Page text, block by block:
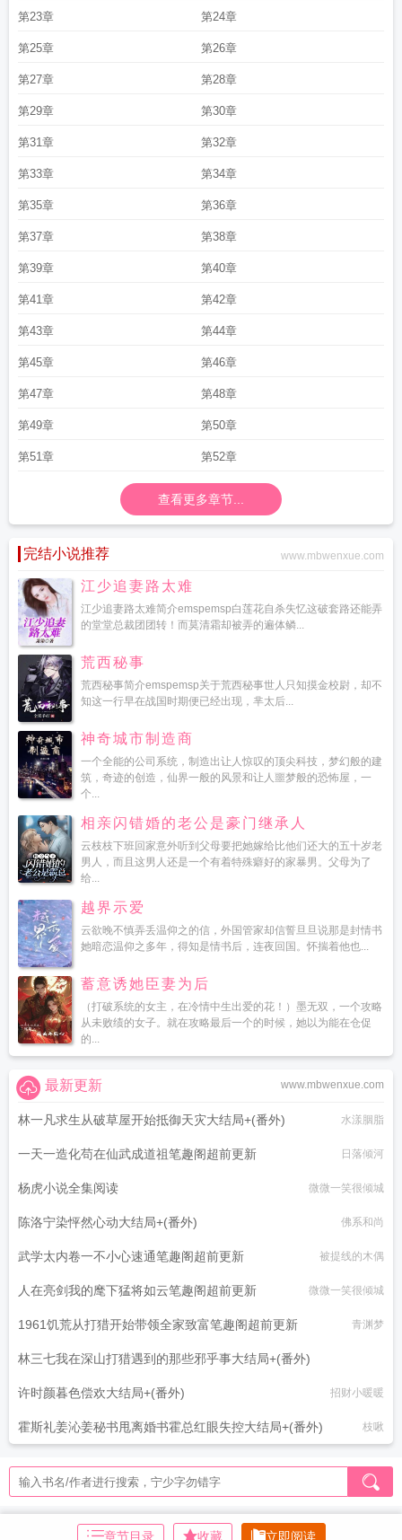
第23章 第24章
第25章 第26章
第27章 第28章
第29章 第30章
第31章 第32章
第33章 第34章
第35章 第36章
第37章 第38章
第39章 第40章
第41章 第42章
第43章 第44章
第45章 第46章
第47章 第48章
第49章 第50章
第51章 第52章
查看更多章节...
完结小说推荐 www.mbwenxue.com
江少追妻路太难
江少追妻路太难简介emspemsp白莲花自杀失忆这破套路还能弄
的堂堂总裁团团转！而莫清霜却被弄的遍体鳞...
荒西秘事
荒西秘事简介emspemsp关于荒西秘事世人只知摸金校尉，却不
知这一行早在战国时期便已经出现，芈太后...
神奇城市制造商
一个全能的公司系统，制造出让人惊叹的顶尖科技，梦幻般的建
筑，奇迹的创造，仙界一般的风景和让人噩梦般的恐怖屋，一
个...
相亲闪错婚的老公是豪门继承人
云枝枝下班回家意外听到父母要把她嫁给比他们还大的五十岁老
男人，而且这男人还是一个有着特殊癖好的家暴男。父母为了
给...
越界示爱
云欲晚不慎弄丢温仰之的信，外国管家却信誓旦旦说那是封情书
她暗恋温仰之多年，得知是情书后，连夜回国。怀揣着他也...
蓄意诱她臣妻为后
（打破系统的女主，在冷情中生出爱的花！）墨无双，一个攻略
从未败绩的女子。就在攻略最后一个的时候，她以为能在仓促
的...
www.mbwenxue.com
最新更新
林一凡求生从破草屋开始抵御天灾大结局+(番外) 水漾胭脂
一天一造化苟在仙武成道祖笔趣阁超前更新 日落倾河
杨虎小说全集阅读 微微一笑很倾城
陈洛宁染怦然心动大结局+(番外) 佛系和尚
武学太内卷一不小心速通笔趣阁超前更新 被提线的木偶
人在亮剑我的麾下猛将如云笔趣阁超前更新 微微一笑很倾城
1961饥荒从打猎开始带领全家致富笔趣阁超前更新 青渊梦
林三七我在深山打猎遇到的那些邪乎事大结局+(番外)
南路河畔的纯爱
许时颜暮色偿欢大结局+(番外) 招财小暖暖
霍斯礼姜沁姜秘书甩离婚书霍总红眼失控大结局+(番外) 枝啾
章节目录 收藏 立即阅读